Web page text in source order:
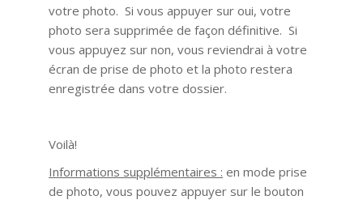
votre photo. Si vous appuyer sur oui, votre
photo sera supprimée de façon définitive. Si
vous appuyez sur non, vous reviendrai à votre
écran de prise de photo et la photo restera
enregistrée dans votre dossier.
Voilà!
Informations supplémentaires : en mode prise
de photo, vous pouvez appuyer sur le bouton